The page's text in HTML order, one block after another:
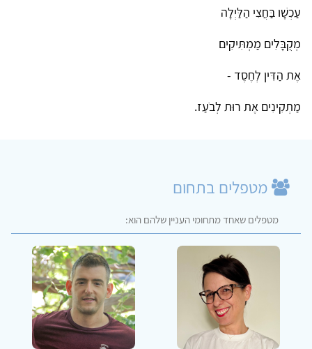
עַכְשָׁו בַּחֲצִי הַלַּיְלָה
מְקֻבָּלִים מַמְתִּיקִים
אֶת הַדִּין לְחֶסֶד -
מַתְקִינִים אֶת רוּת לְבֹעַז.
מטפלים בתחום
מטפלים שאחד מתחומי העניין שלהם הוא: